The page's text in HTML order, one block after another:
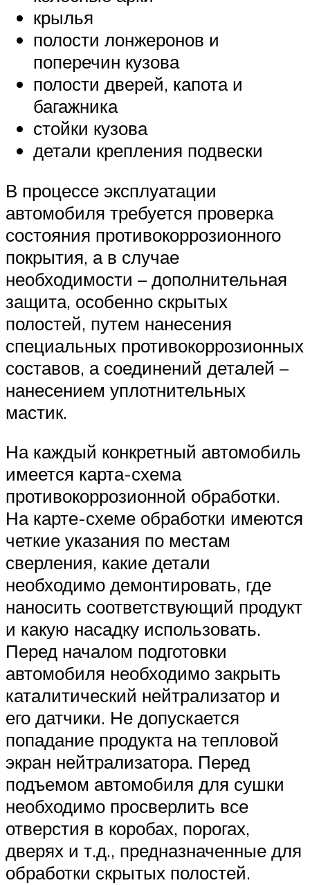
крылья
полости лонжеронов и
поперечин кузова
полости дверей, капота и
багажника
стойки кузова
детали крепления подвески
В процессе эксплуатации
автомобиля требуется проверка
состояния противокоррозионного
покрытия, а в случае
необходимости – дополнительная
защита, особенно скрытых
полостей, путем нанесения
специальных противокоррозионных
составов, а соединений деталей –
нанесением уплотнительных
мастик.
На каждый конкретный автомобиль
имеется карта-схема
противокоррозионной обработки.
На карте-схеме обработки имеются
четкие указания по местам
сверления, какие детали
необходимо демонтировать, где
наносить соответствующий продукт
и какую насадку использовать.
Перед началом подготовки
автомобиля необходимо закрыть
каталитический нейтрализатор и
его датчики. Не допускается
попадание продукта на тепловой
экран нейтрализатора. Перед
подъемом автомобиля для сушки
необходимо просверлить все
отверстия в коробах, порогах,
дверях и т.д., предназначенные для
обработки скрытых полостей.